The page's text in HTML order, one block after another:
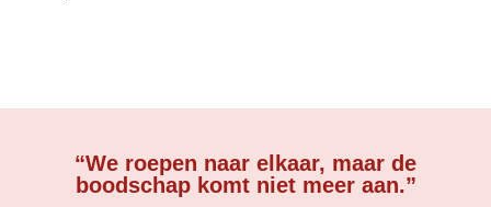
“We roepen naar elkaar, maar de
boodschap komt niet meer aan.”